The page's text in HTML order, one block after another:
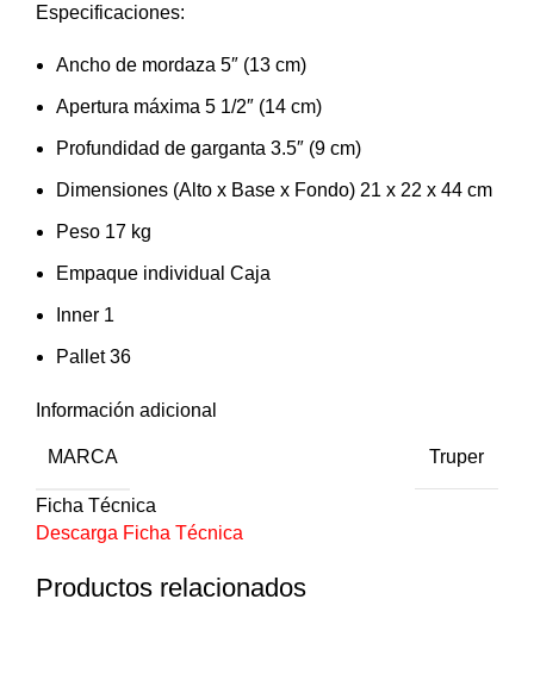
Especificaciones:
Ancho de mordaza 5″ (13 cm)
Apertura máxima 5 1/2″ (14 cm)
Profundidad de garganta 3.5″ (9 cm)
Dimensiones (Alto x Base x Fondo) 21 x 22 x 44 cm
Peso 17 kg
Empaque individual Caja
Inner 1
Pallet 36
Información adicional
MARCA Truper
Ficha Técnica
Descarga Ficha Técnica
Productos relacionados